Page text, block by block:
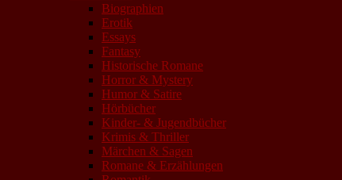
Biographien
Erotik
Essays
Fantasy
Historische Romane
Horror & Mystery
Humor & Satire
Hörbücher
Kinder- & Jugendbücher
Krimis & Thriller
Märchen & Sagen
Romane & Erzählungen